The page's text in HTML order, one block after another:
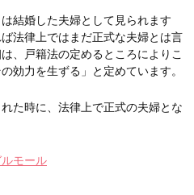
結婚した夫婦として見られます
法律上ではまだ正式な夫婦とは言
、戸籍法の定めるところによりこ
効力を生ずる」と定めています。
た時に、法律上で正式の夫婦とな
モール